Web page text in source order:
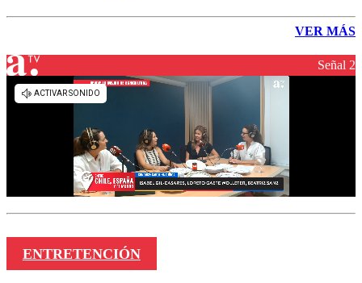
VER MÁS
Señal 2
ENTRETENCIÓN